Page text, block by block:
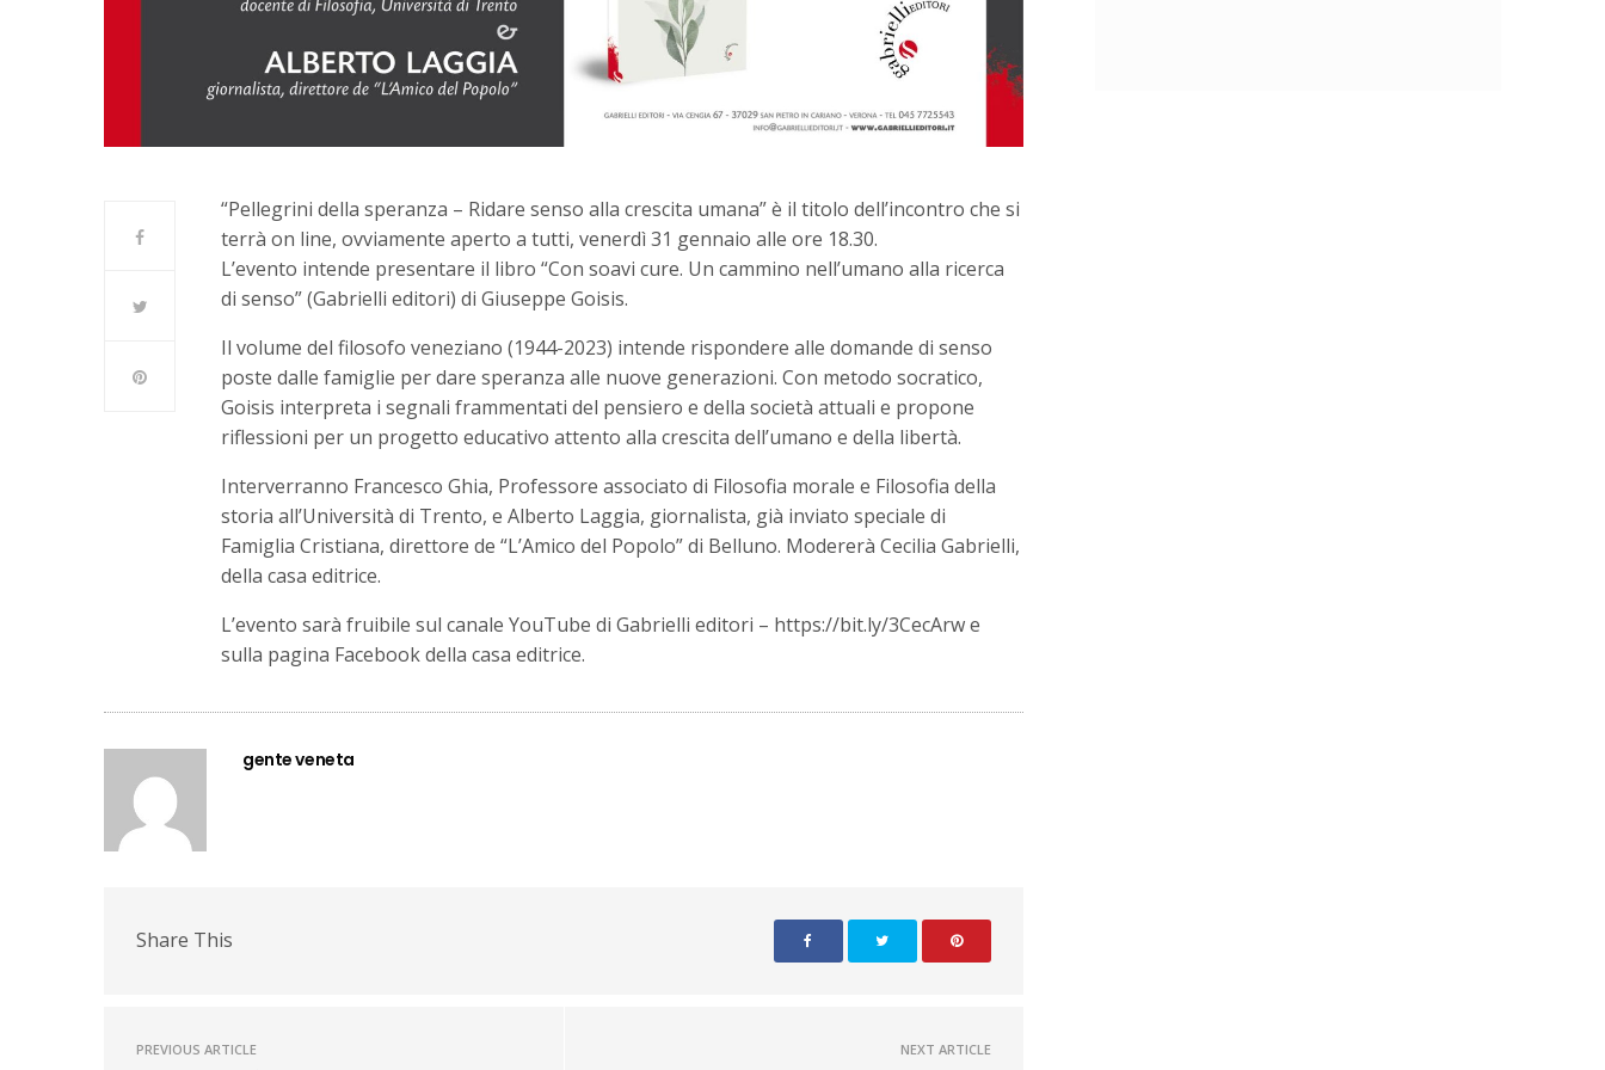
“Pellegrini della speranza – Ridare senso alla crescita umana” è il titolo dell’incontro che si
terrà on line, ovviamente aperto a tutti, venerdì 31 gennaio alle ore 18.30.
L’evento intende presentare il libro “Con soavi cure. Un cammino nell’umano alla ricerca
di senso” (Gabrielli editori) di Giuseppe Goisis.
Il volume del filosofo veneziano (1944-2023) intende rispondere alle domande di senso
poste dalle famiglie per dare speranza alle nuove generazioni. Con metodo socratico,
Goisis interpreta i segnali frammentati del pensiero e della società attuali e propone
riflessioni per un progetto educativo attento alla crescita dell’umano e della libertà.
Interverranno Francesco Ghia, Professore associato di Filosofia morale e Filosofia della
storia all’Università di Trento, e Alberto Laggia, giornalista, già inviato speciale di
Famiglia Cristiana, direttore de “L’Amico del Popolo” di Belluno. Modererà Cecilia Gabrielli,
della casa editrice.
L’evento sarà fruibile sul canale YouTube di Gabrielli editori – https://bit.ly/3CecArw e
sulla pagina Facebook della casa editrice.
gente veneta
Share This
PREVIOUS ARTICLE NEXT ARTICLE